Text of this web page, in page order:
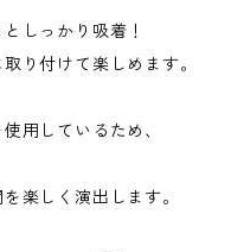
しっかり吸着！
り付けて楽しめます。
用しているため、
楽しく演出します。